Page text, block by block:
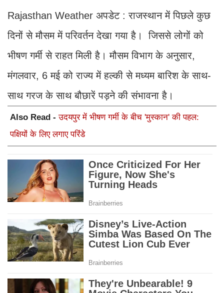
Rajasthan Weather अपडेट : राजस्थान में पिछले कुछ
दिनों से मौसम में परिवर्तन देखा गया है। जिससे लोगों को
भीषण गर्मी से राहत मिली है। मौसम विभाग के अनुसार,
मंगलवार, 6 मई को राज्य में हल्की से मध्यम बारिश के साथ-
साथ गरज के साथ बौछारें पड़ने की संभावना है।
Also Read -उदयपुर में भीषण गर्मी के बीच 'मुस्कान' की पहल:
पक्षियों के लिए लगाए परिंडे